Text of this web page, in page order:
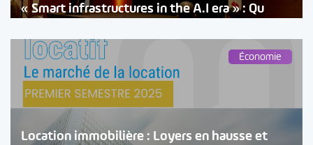
« Smart infrastructures in the A.I era » : Qu
Économie
Location immobilière : Loyers en hausse et